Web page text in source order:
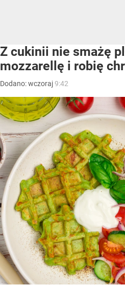
Z cukinii nie smażę
mozzarellę i robię
Dodano:wczoraj9:42